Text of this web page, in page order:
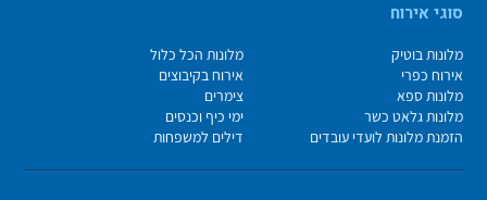
סוגי אירוח
מלונות בוטיק
מלונות הכל כלול
אירוח כפרי
אירוח בקיבוצים
מלונות ספא
צימרים
מלונות גלאט כשר
ימי כיף וכנסים
הזמנת מלונות לועדי עובדים
דילים למשפחות